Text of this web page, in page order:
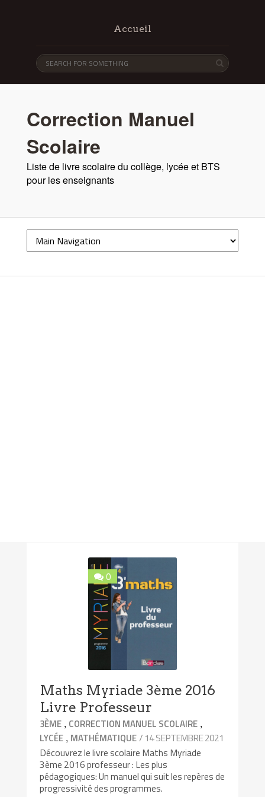
Accueil
Correction Manuel
Scolaire
Liste de livre scolaire du collège, lycée et BTS
pour les enseignants
0
Maths Myriade 3ème 2016
Livre Professeur
3ÈME , CORRECTION MANUEL SCOLAIRE ,
LYCÉE , MATHÉMATIQUE/ 14 SEPTEMBRE 2021
Découvrez le livre scolaire Maths Myriade
3ème 2016 professeur : Les plus
pédagogiques: Un manuel qui suit les repères de
progressivité des programmes.